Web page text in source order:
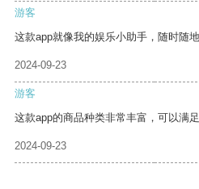
游客
这款app就像我的娱乐小助手，随时随
2024-09-23
游客
这款app的商品种类非常丰富，可以满
2024-09-23